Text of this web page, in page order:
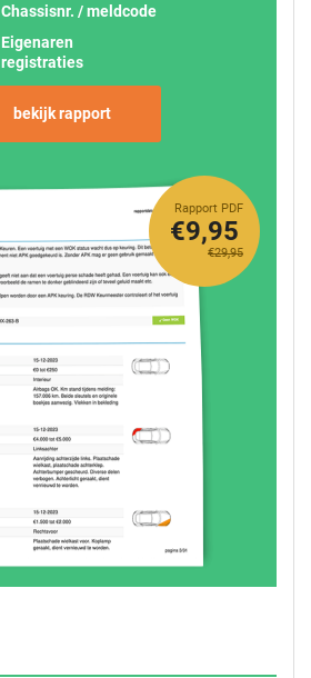
Chassisnr. / meldcode
Eigenaren
registraties
bekijk rapport
Rapport PDF
€29,95
€9,95